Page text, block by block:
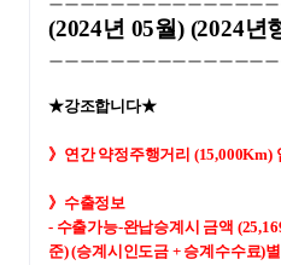
(2024년 05월) (2024년
ㅡㅡㅡㅡㅡㅡㅡㅡㅡㅡㅡㅡㅡㅡ
★강조합니다★
》연간 약정주행거리 (15,000Km)
》수출정보
- 수출가능-완납승계시 금액
준) (승계시인도금 + 승계수수료)